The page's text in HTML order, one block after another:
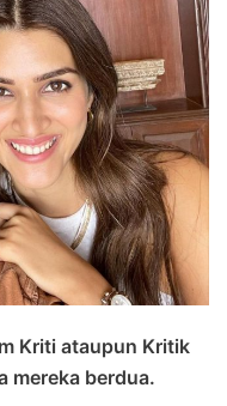
Kriti ataupun Kritik
mereka berdua.